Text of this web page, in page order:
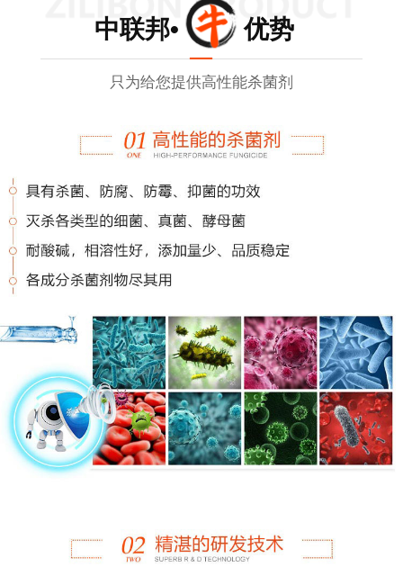
中联邦• 优势
只为给您提供高性能杀菌剂